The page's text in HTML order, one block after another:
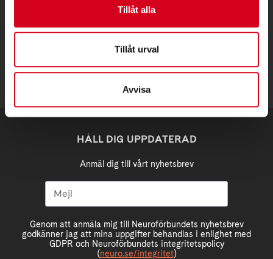
Tillåt alla
Tillåt urval
Avvisa
stockholm@neuro.se
HÅLL DIG UPPDATERAD
Anmäl dig till vårt nyhetsbrev
Genom att anmäla mig till Neuroförbundets nyhetsbrev
godkänner jag att mina uppgifter behandlas i enlighet med
GDPR och Neuroförbundets integritetspolicy
(neuro.se/integritet)